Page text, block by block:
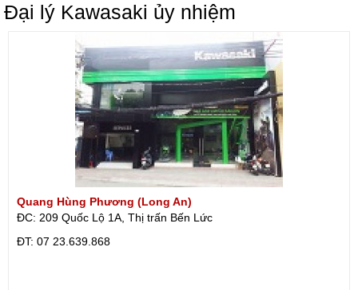
Đại lý Kawasaki ủy nhiệm
Quang Hùng Phương (Long An)
ĐC: 209 Quốc Lộ 1A, Thị trấn Bến Lức
ÐT: 07 23.639.868